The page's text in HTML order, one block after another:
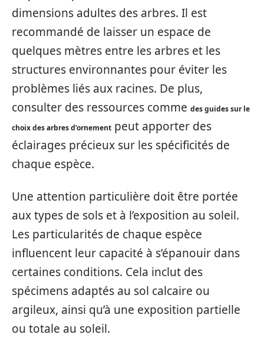
dimensions adultes des arbres. Il est
recommandé de laisser un espace de
quelques mètres entre les arbres et les
structures environnantes pour éviter les
problèmes liés aux racines. De plus,
consulter des ressources comme des guides sur le
choix des arbres d’ornement peut apporter des
éclairages précieux sur les spécificités de
chaque espèce.
Une attention particulière doit être portée
aux types de sols et à l’exposition au soleil.
Les particularités de chaque espèce
influencent leur capacité à s’épanouir dans
certaines conditions. Cela inclut des
spécimens adaptés au sol calcaire ou
argileux, ainsi qu’à une exposition partielle
ou totale au soleil.